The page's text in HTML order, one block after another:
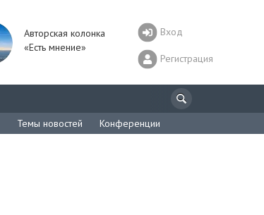
Авторская колонка
«Есть мнение»
Вход
Регистрация
Темы новостей Конференции